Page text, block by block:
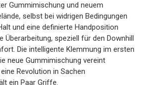
Gummimischung und neuem
selbst bei widrigen Bedingungen
und eine definierte Handposition
speziell für den Downhill
Die intelligente Klemmung im ersten
neue Gummimischung vereint
Revolution in Sachen
ein Paar Griffe.